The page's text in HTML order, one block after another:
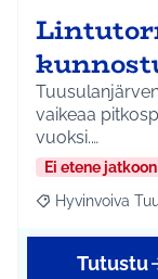
vaikeaa
vuoksi.…
Ei etene jatkoon
Rajaa tulokset
Hyvinvoiva
Tutustu